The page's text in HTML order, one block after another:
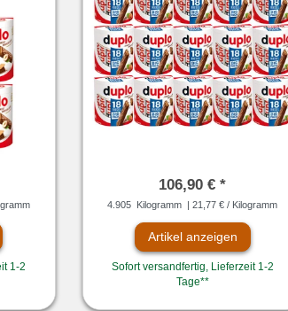
1-2
106,90 € *
4.905 Kilogramm | 21,77 € / Kilogramm
Artikel anzeigen
Sofort versandfertig, Lieferzeit 1-2
Tage**